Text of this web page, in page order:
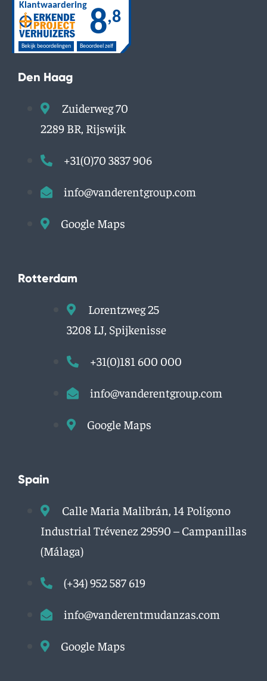
Den Haag
Zuiderweg 70
2289 BR, Rijswijk
+31(0)70 3837 906
info@vanderentgroup.com
Google Maps
Rotterdam
Lorentzweg 25
3208 LJ, Spijkenisse
+31(0)181 600 000
info@vanderentgroup.com
Google Maps
Spain
Calle Maria Malibrán, 14 Polígono
Industrial Trévenez 29590 – Campanillas
(Málaga)
(+34) 952 587 619
info@vanderentmudanzas.com
Google Maps